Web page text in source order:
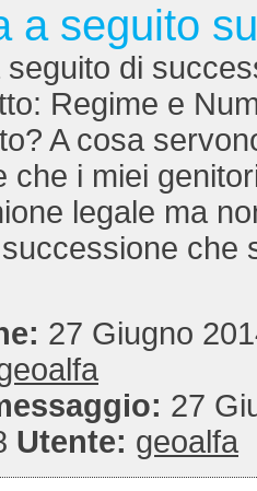
a seguito
seguito di
Regime e
A cosa
che i miei
legale ma
che
27 Giugno
27
Utente: geoalfa